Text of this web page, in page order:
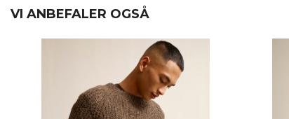
VI ANBEFALER OGSÅ